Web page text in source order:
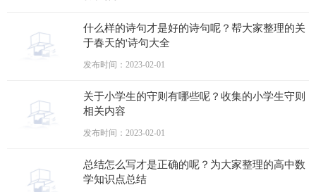
什么样的诗句才是好的诗句呢？帮大家整理的关
于春天的'诗句大全
发布时间：2023-02-01
关于小学生的守则有哪些呢？收集的小学生守则
相关内容
发布时间：2023-02-01
总结怎么写才是正确的呢？为大家整理的高中数
学知识点总结